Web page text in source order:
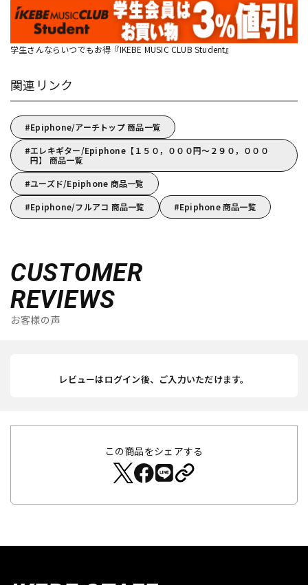
学生さんならいつでもお得『IKEBE MUSIC CLUB Student』
関連リンク
Epiphone/アーチトップ 商品一覧
エレキギター/Epiphone【１５０，０００円～２９０，０００
円】 商品一覧
ユーズド/Epiphone 商品一覧
Epiphone/フルアコ 商品一覧
Epiphone 商品一覧
CUSTOMER
REVIEWS
お客様の声
レビューはログイン後、ご入力いただけます。
この商品をシェアする